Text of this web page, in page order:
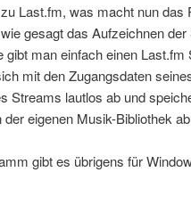
Last.fm, was macht nun das
gesagt das Aufzeichnen
gibt man einfach einen
mit den Zugangsdaten
Streams lautlos ab und
eigenen Musik-Bibliothek
gibt es übrigens für